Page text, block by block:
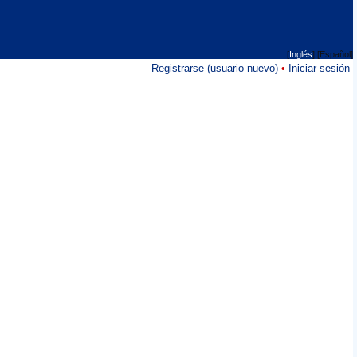
[Inglés] [Español]
Registrarse (usuario nuevo) • Iniciar sesión